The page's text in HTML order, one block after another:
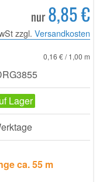
nur8,85 €
zzgl. Versandkosten
0,16 € / 1,00 m
Lager
ca. 55 m